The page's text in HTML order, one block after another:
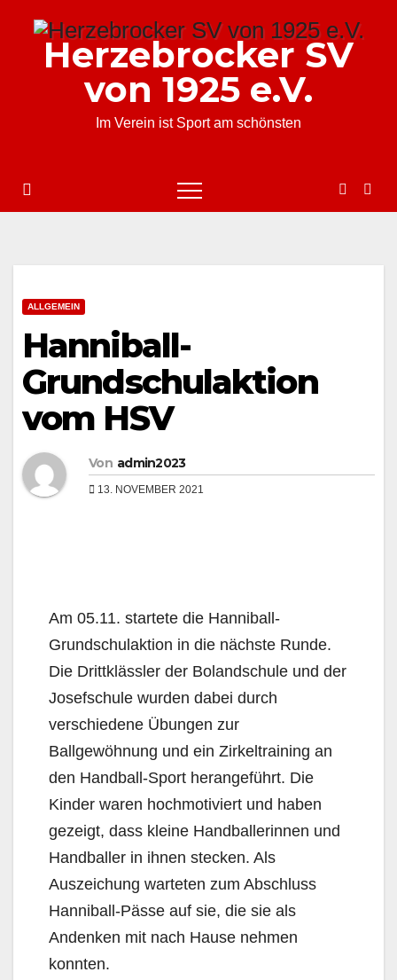
springenHerzebrocker SV
von 1925 e.V.
Im Verein ist Sport am schönsten
ALLGEMEIN
Hanniball-
Grundschulaktion
vom HSV
Von admin2023
13. NOVEMBER 2021
Am 05.11. startete die Hanniball-
Grundschulaktion in die nächste Runde.
Die Drittklässler der Bolandschule und der
Josefschule wurden dabei durch
verschiedene Übungen zur
Ballgewöhnung und ein Zirkeltraining an
den Handball-Sport herangeführt. Die
Kinder waren hochmotiviert und haben
gezeigt, dass kleine Handballerinnen und
Handballer in ihnen stecken. Als
Auszeichung warteten zum Abschluss
Hanniball-Pässe auf sie, die sie als
Andenken mit nach Hause nehmen
konnten.